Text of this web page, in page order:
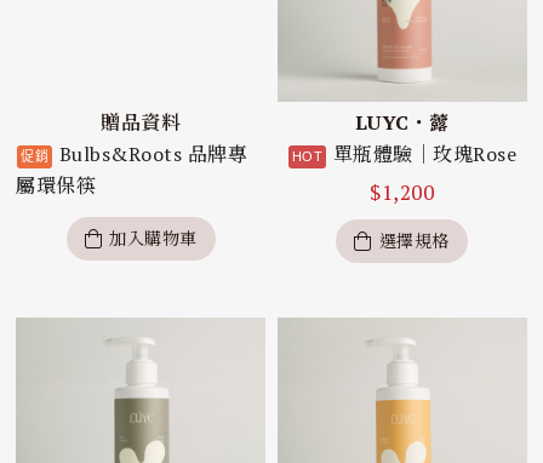
贈品資料
Bulbs&Roots 品牌專
屬環保筷
加入購物車
LUYC・虂
單瓶體驗｜玫瑰Rose
$1,200
選擇規格